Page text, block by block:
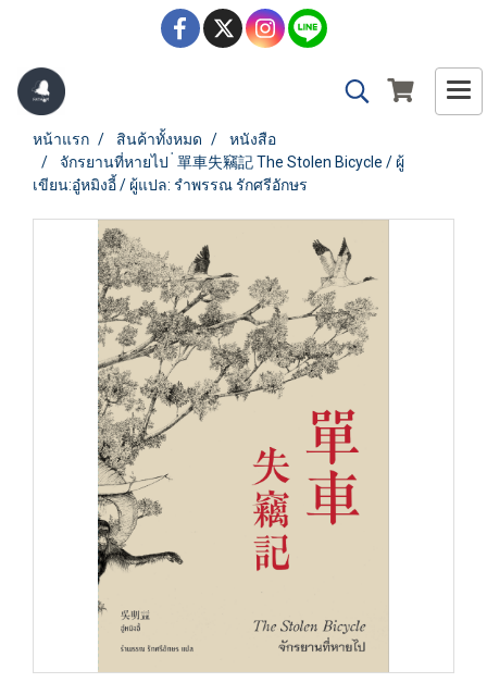
หน้าแรก สินค้าทั้งหมด
หนังสือ
จักรยานที่หายไป ่ 單車失竊記 The Stolen Bicycle / ผู้
เขียน:อู๋หมิงอี้ / ผู้แปล: รําพรรณ รักศรีอักษร